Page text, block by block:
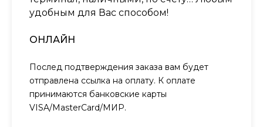
удобным для Вас способом!
ОНЛАЙН
Послед подтверждения заказа вам будет
отправлена ссылка на оплату. К оплате
принимаются банковские карты
VISA/MasterCard/МИР.